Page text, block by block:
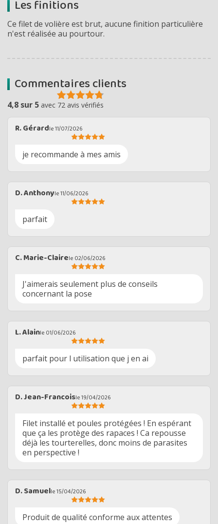
Les finitions
Ce filet de volière est brut, aucune finition particulière
n'est réalisée au pourtour.
Commentaires clients
4,8 sur 5 avec 72 avis vérifiés
R. Gérardle 11/07/2026
je recommande à mes amis
D. Anthonyle 11/06/2026
parfait
C. Marie-Clairele 02/06/2026
J'aimerais seulement plus de conseils
concernant la pose
L. Alainle 01/06/2026
parfait pour l utilisation que j en ai
D. Jean-Francoisle 19/04/2026
Filet installé et poules protégées ! En espérant
que ça les protège des rapaces ! Ca repousse
déjà les tourterelles, donc moins de parasites
en perspective !
D. Samuelle 15/04/2026
Produit de qualité conforme aux attentes